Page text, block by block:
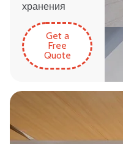
хранения
Get a
Free
Quote